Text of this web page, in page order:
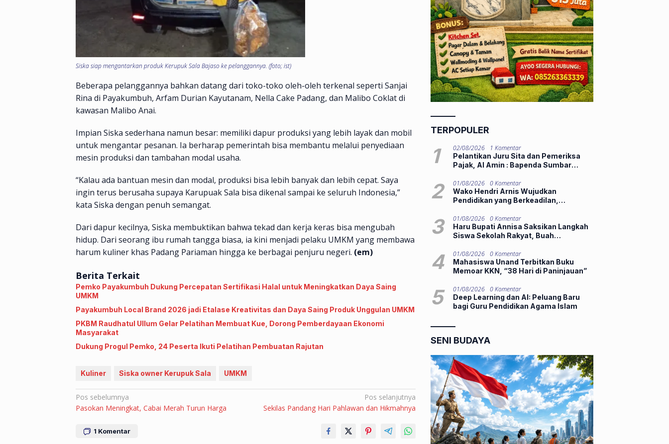
Siska siap mengantarkan produk Kerupuk Sala Bajaso ke pelanggannya. (foto; ist)
Beberapa pelanggannya bahkan datang dari toko-toko oleh-oleh terkenal seperti Sanjai
Rina di Payakumbuh, Arfam Durian Kayutanam, Nella Cake Padang, dan Malibo Coklat di
kawasan Malibo Anai.
Impian Siska sederhana namun besar: memiliki dapur produksi yang lebih layak dan mobil
untuk mengantar pesanan. Ia berharap pemerintah bisa membantu melalui penyediaan
mesin produksi dan tambahan modal usaha.
“Kalau ada bantuan mesin dan modal, produksi bisa lebih banyak dan lebih cepat. Saya
ingin terus berusaha supaya Karupuak Sala bisa dikenal sampai ke seluruh Indonesia,”
kata Siska dengan penuh semangat.
Dari dapur kecilnya, Siska membuktikan bahwa tekad dan kerja keras bisa mengubah
hidup. Dari seorang ibu rumah tangga biasa, ia kini menjadi pelaku UMKM yang membawa
harum kuliner khas Padang Pariaman hingga ke berbagai penjuru negeri. (em)
Berita Terkait
Pemko Payakumbuh Dukung Percepatan Sertifikasi Halal untuk Meningkatkan Daya Saing
UMKM
Payakumbuh Local Brand 2026 jadi Etalase Kreativitas dan Daya Saing Produk Unggulan UMKM
PKBM Raudhatul Ullum Gelar Pelatihan Membuat Kue, Dorong Pemberdayaan Ekonomi
Masyarakat
Dukung Progul Pemko, 24 Peserta Ikuti Pelatihan Pembuatan Rajutan
Kuliner Siska owner Kerupuk Sala UMKM
Navigasi
pos
Pos sebelumnya
Pasokan Meningkat, Cabai Merah Turun Harga
Pos selanjutnya
Sekilas Pandang Hari Pahlawan dan Hikmahnya
1 Komentar
TERPOPULER
1 02/08/2026
1 Komentar
Pelantikan Juru Sita dan Pemeriksa
Pajak, Al Amin : Bapenda Sumbar
Publik
2 01/08/2026
0 Komentar
Wako Hendri Arnis Wujudkan
Pendidikan yang Berkeadilan,
3 01/08/2026
0 Komentar
Haru Bupati Annisa Saksikan Langkah
Siswa Sekolah Rakyat, Buah
Harapan Lebih Baik
4 01/08/2026
0 Komentar
Mahasiswa Unand Terbitkan Buku
Memoar KKN, “38 Hari di Paninjauan”
5 01/08/2026
0 Komentar
Deep Learning dan AI: Peluang Baru
bagi Guru Pendidikan Agama Islam
SENI BUDAYA